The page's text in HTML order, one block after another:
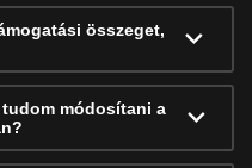
összeget,
módosítani a